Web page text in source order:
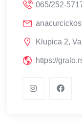
065/252-
Klupica 2,
https://